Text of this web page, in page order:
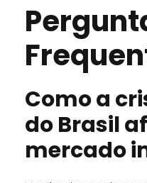
Como a
do Brasil
mercado